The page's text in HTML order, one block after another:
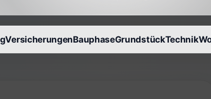
VersicherungenBauphaseGrundstückTechnik